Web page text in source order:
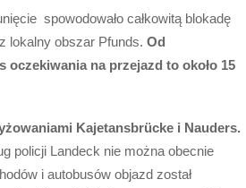
spowodowało całkowitą blokadę
lokalny obszar Pfunds. Od
na przejazd to około 15
Kajetansbrücke i Nauders.
policji Landeck nie można obecnie
i autobusów objazd został